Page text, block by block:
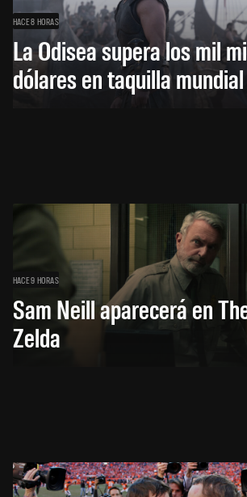
HACE 8 HORAS
La Odisea supera los mil
dólares en taquilla mundial
HACE 9 HORAS
Sam Neill aparecerá en
Zelda